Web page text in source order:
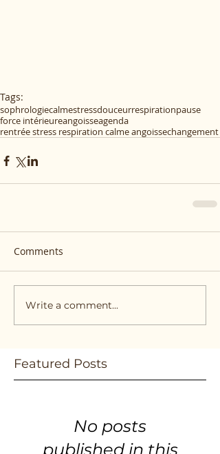
Tags:
sophrologiecalmestressdouceurrespirationpause
force intérieureangoisseagenda
rentrée stress respiration calme angoissechangement
Comments
Write a comment...
Featured Posts
No posts
published in this